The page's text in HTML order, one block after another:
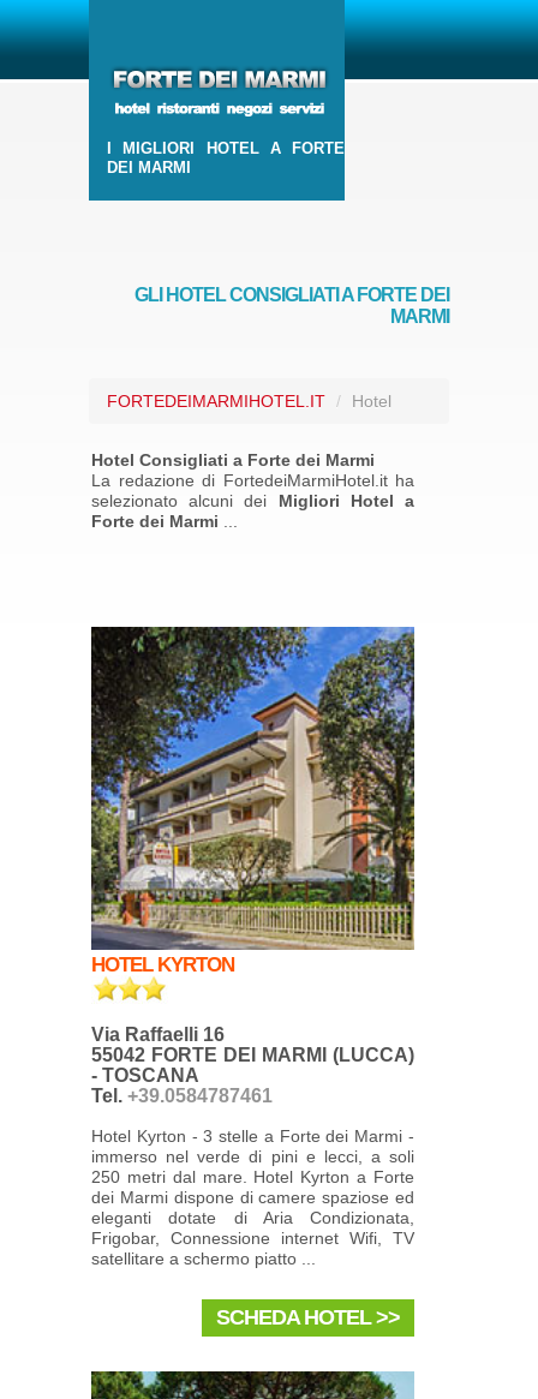
I MIGLIORI HOTEL A FORTE
DEI MARMI
GLI HOTEL CONSIGLIATI A FORTE DEI
MARMI
FORTEDEIMARMIHOTEL.IT / Hotel
Hotel Consigliati a Forte dei Marmi
La redazione di FortedeiMarmiHotel.it ha
selezionato alcuni dei Migliori Hotel a
Forte dei Marmi
HOTEL KYRTON
Via Raffaelli 16
55042 FORTE DEI MARMI (LUCCA)
- TOSCANA
Tel. +39.0584787461
Hotel Kyrton - 3 stelle a Forte dei Marmi -
immerso nel verde di pini e lecci, a soli
250 metri dal mare. Hotel Kyrton a Forte
dei Marmi dispone di camere spaziose ed
eleganti dotate di Aria Condizionata,
Frigobar, Connessione internet Wifi, TV
satellitare a schermo piatto ...
SCHEDA HOTEL >>